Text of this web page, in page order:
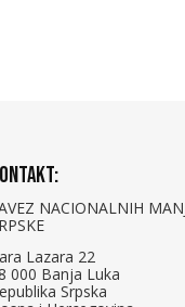
NACIONALNIH
Lazara 22
000 Banja Luka
Srpska